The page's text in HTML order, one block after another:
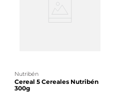
nutribén
Cereal 5 Cereales Nutribén
300g